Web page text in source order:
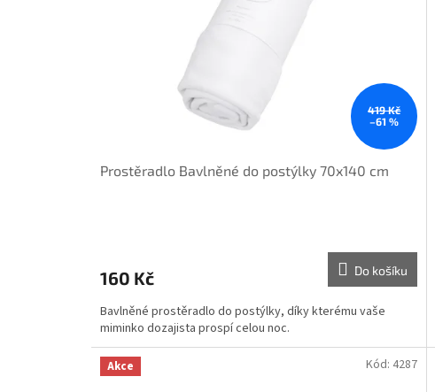
419 Kč
–61 %
Prostěradlo Bavlněné do postýlky 70x140 cm
160 Kč Do košíku
Bavlněné prostěradlo do postýlky, díky kterému vaše
miminko dozajista prospí celou noc.
Akce Kód: 4287